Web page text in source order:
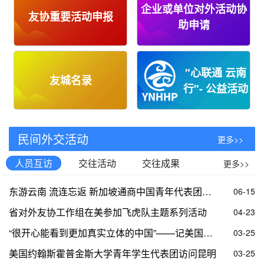
友协重要活动申报
企业或单位对外活动协
助申请
友城名录
"心联通 云南
行"- 公益活动
民间外交活动 更多>>
人员互访 交往活动 交往成果 更多>>
东游云南 流连忘返 新加坡通商中国青年代表团拜会省对外友协 06-15
省对外友协工作组在美参加飞虎队主题系列活动 04-23
“很开心能看到更加真实立体的中国”——记美国约翰斯·霍普金斯大学青年学生访问昆明 03-25
美国约翰斯霍普金斯大学青年学生代表团访问昆明 03-25